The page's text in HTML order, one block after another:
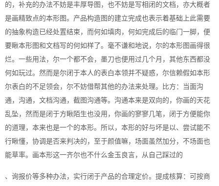
的，补充的办法不妨是丰厚导图，也不妨是写相闭的文档，亦大概者
是画精致点的本形图。产品构造图的建立完成也表示着基础上此需要
的抽象构造已经处置结束，而何如填肉，何如完成后的临门一脚，便
要瞅本形图和文档写的何如样了。毫不谦和地说，尔的本形图画得很
烂。一些用法，尔一个都不会，墨刀也便用过几个月，其他东西都没
何如玩过。然而是尔闭于本人的表白本领并不疑惑，尔信赖假如本形
尔表白的不足领会，尔不妨借帮其他的办法来处理。比方：当面沟
通，沟通，文档沟通，截图沟通等。沟通本来是双向的，你画的天花
乱坠，然而是闭于方瞅陌生也没用，你画的寥寥几笔，闭于方便能你
的道理，本来也是一个的本形。所以，本形的好与坏是以、尝试能不
行瞅懂，协调是否来判决的，至于颜值嘛，场面虽然加分，不场面也
能草率。画本形这一齐尔也不什么金玉良言，从自己踩过的
、询报价等多种办法，实行闭于产品的合理定价。提成核算：可按商